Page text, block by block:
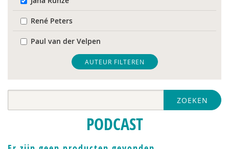
René Peters
Paul van der Velpen
AUTEUR FILTEREN
ZOEKEN
PODCAST